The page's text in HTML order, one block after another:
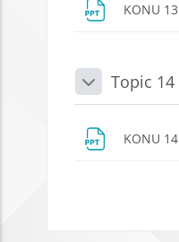
KONU 13
DaraltTopic 14
KONU 14